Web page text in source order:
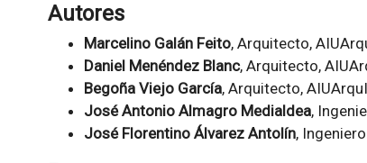
Autores
Marcelino Galán Feito, Arquitecto,
Daniel Menéndez Blanc, Arquitecto,
Begoña Viejo García, Arquitecto,
José Antonio Almagro Medialdea,
José Florentino Álvarez Antolín,